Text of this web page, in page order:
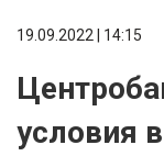
19.09.2022 | 14:15
условия